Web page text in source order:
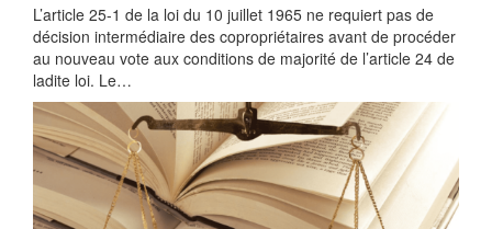
L’article 25-1 de la loi du 10 juillet 1965 ne requiert pas de
décision intermédiaire des copropriétaires avant de procéder
au nouveau vote aux conditions de majorité de l’article 24 de
ladite loi. Le…